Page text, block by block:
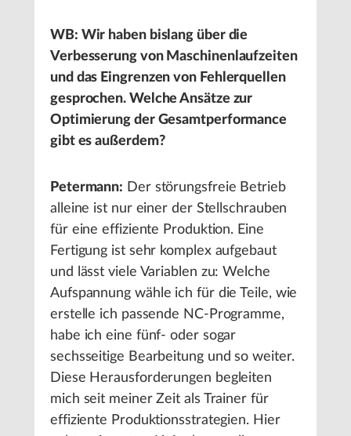
WB: Wir haben bislang über die
Verbesserung von Maschinenlaufzeiten
und das Eingrenzen von Fehlerquellen
gesprochen. Welche Ansätze zur
Optimierung der Gesamtperformance
gibt es außerdem?
Petermann: Der störungsfreie Betrieb
alleine ist nur einer der Stellschrauben
für eine effiziente Produktion. Eine
Fertigung ist sehr komplex aufgebaut
und lässt viele Variablen zu: Welche
Aufspannung wähle ich für die Teile, wie
erstelle ich passende NC-Programme,
habe ich eine fünf- oder sogar
sechsseitige Bearbeitung und so weiter.
Diese Herausforderungen begleiten
mich seit meiner Zeit als Trainer für
effiziente Produktionsstrategien. Hier